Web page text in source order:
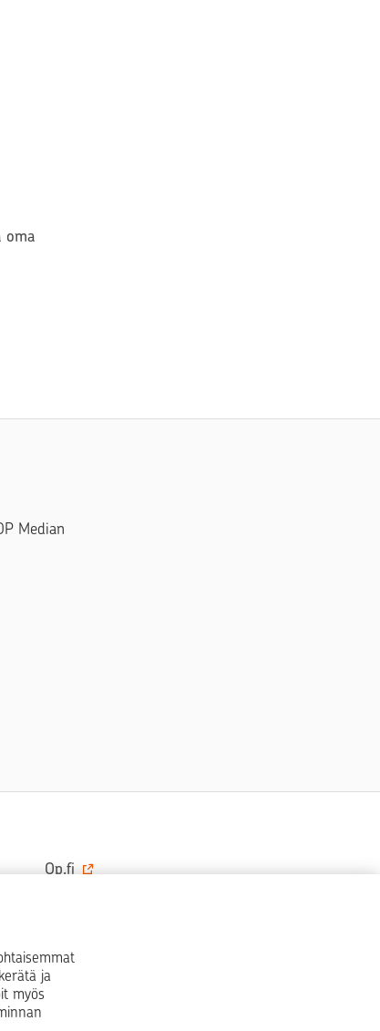
ja
myös
oma
Median
Op.fi
Facebook